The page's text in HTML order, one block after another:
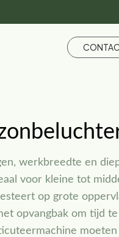
werkbreedte en
voor kleine tot
op grote
opvangbak om tijd te
moeten